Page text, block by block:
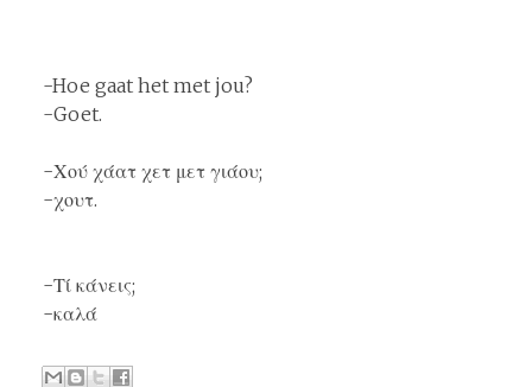
-Hoe gaat het met jou?
-Goet.
-Χού χάατ χετ μετ γιάου;
-χουτ.
-Τί κάνεις;
-καλά